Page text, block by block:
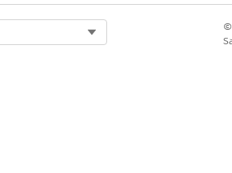
Type d'action de référence
Action de référence
©